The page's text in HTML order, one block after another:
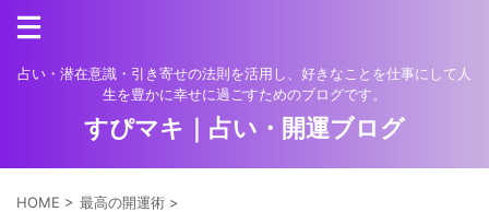
占い・潜在意識・引き寄せの法則を活用し、好きなことを仕事にして人
生を豊かに幸せに過ごすためのブログです。
すぴマキ｜占い・開運ブログ
HOME > 最高の開運術 >